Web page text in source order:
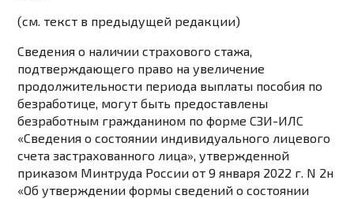
(см. текст в предыдущей редакции)
Сведения о наличии страхового стажа,
подтверждающего право на увеличение
продолжительности периода выплаты пособия по
безработице, могут быть предоставлены
безработным гражданином поформе СЗИ-ИЛС
«Сведения о состоянии индивидуального лицевого
счета застрахованного лица», утвержденной
приказом Минтруда России от 9 января 2022 г. N 2н
«Об утверждении формы сведений о состоянии